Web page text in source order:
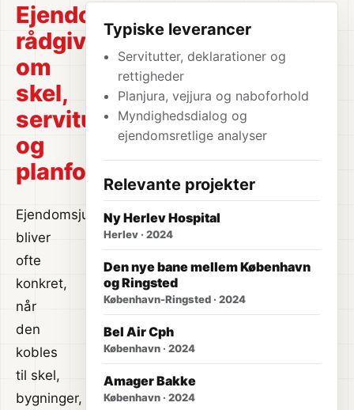
Ejendomsretlig
rådgivning
om
skel,
servitutter
og
planforhold
Ejendomsjura
bliver
ofte
konkret,
når
den
kobles
til skel,
bygninger,
Typiske leverancer
Servitutter, deklarationer og
rettigheder
Planjura, vejjura og naboforhold
Myndighedsdialog og
ejendomsretlige analyser
Relevante projekter
Ny Herlev Hospital
Herlev · 2024
Den nye bane mellem København
og Ringsted
København-Ringsted · 2024
Bel Air Cph
København · 2024
Amager Bakke
København · 2024